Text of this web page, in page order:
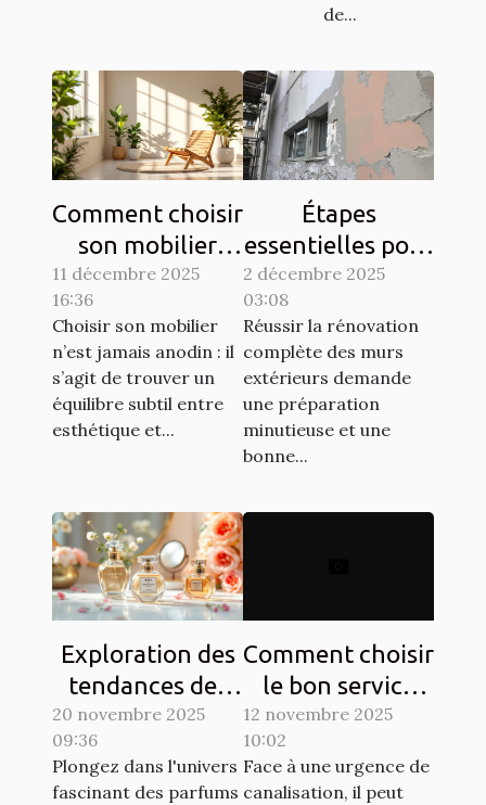
de...
Comment choisir
son mobilier
pour allier
esthétique et
durabilité?
11 décembre 2025
16:36
Choisir son mobilier
n’est jamais anodin : il
s’agit de trouver un
équilibre subtil entre
esthétique et...
Étapes
essentielles pour
la rénovation
complète des
murs extérieurs
2 décembre 2025
03:08
Réussir la rénovation
complète des murs
extérieurs demande
une préparation
minutieuse et une
bonne...
Exploration des
tendances des
parfums floraux
et orientaux
20 novembre 2025
09:36
Plongez dans l'univers
fascinant des parfums
Comment choisir
le bon service
pour vos
urgences de
canalisation ?
12 novembre 2025
10:02
Face à une urgence de
canalisation, il peut